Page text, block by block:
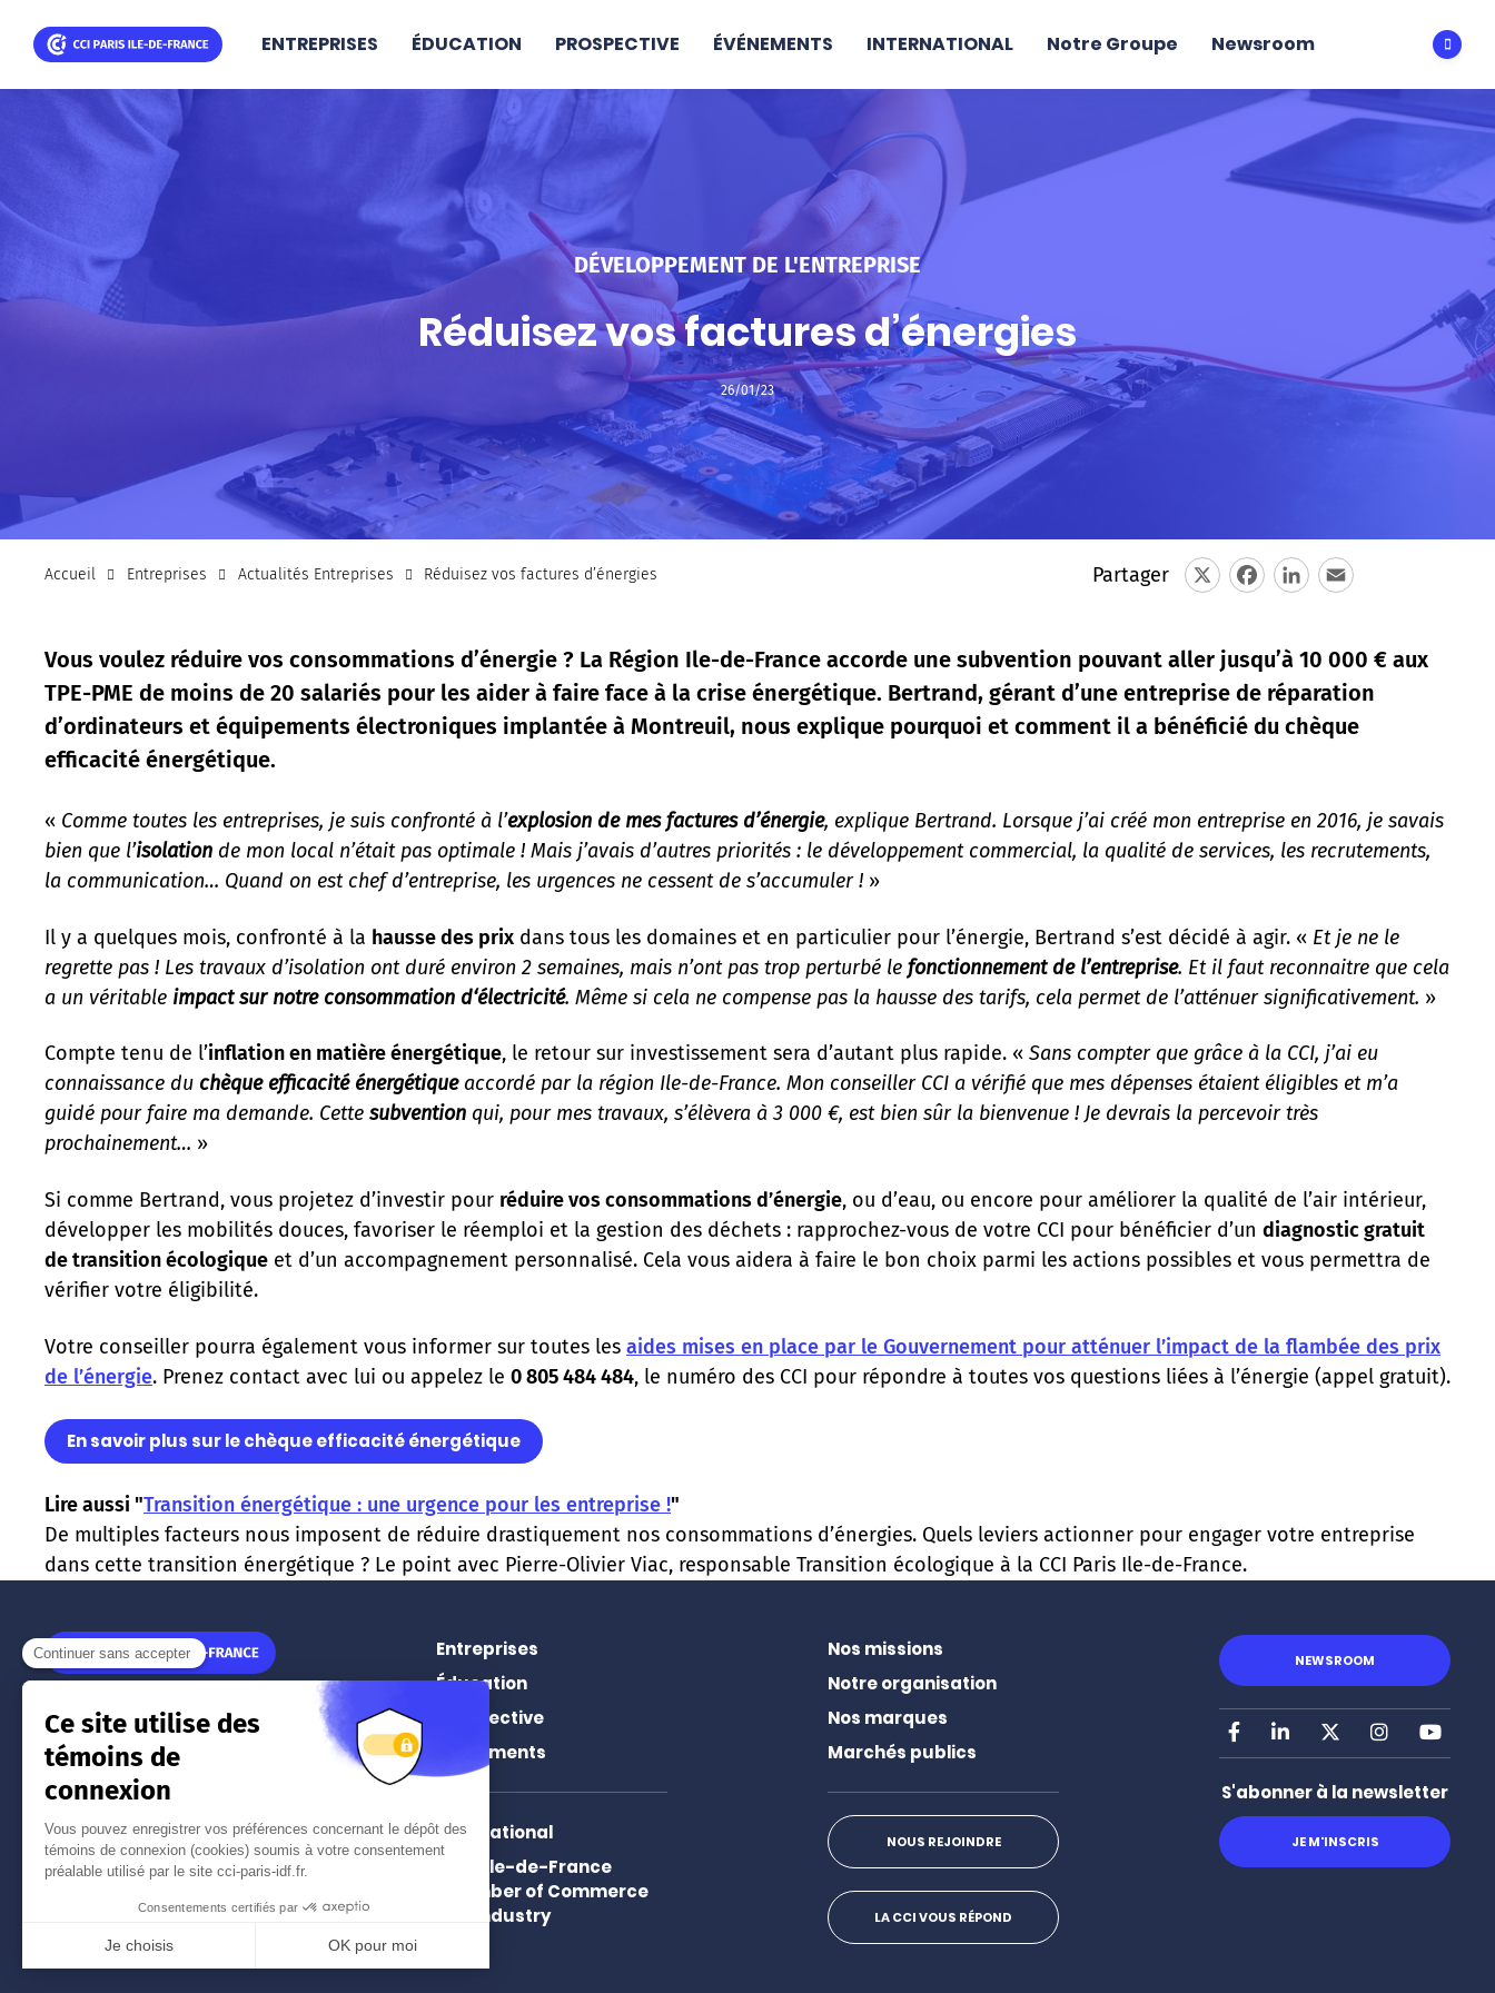
ENTREPRISES ÉDUCATION PROSPECTIVE ÉVÉNEMENTS INTERNATIONAL Notre Groupe Newsroom
DÉVELOPPEMENT DE L'ENTREPRISE
Réduisez vos factures d’énergies
26/01/23
Accueil Entreprises Actualités Entreprises Réduisez vos factures d’énergies
Partager
Vous voulez réduire vos consommations d’énergie ? La Région Ile-de-France accorde une subvention pouvant aller jusqu’à 10 000 € aux
TPE-PME de moins de 20 salariés pour les aider à faire face à la crise énergétique. Bertrand, gérant d’une entreprise de réparation
d’ordinateurs et équipements électroniques implantée à Montreuil, nous explique pourquoi et comment il a bénéficié du chèque
efficacité énergétique.
« Comme toutes les entreprises, je suis confronté à l’explosion de mes factures d’énergie, explique Bertrand. Lorsque j’ai créé mon entreprise en 2016, je savais
bien que l’isolation de mon local n’était pas optimale ! Mais j’avais d’autres priorités : le développement commercial, la qualité de services, les recrutements,
la communication… Quand on est chef d’entreprise, les urgences ne cessent de s’accumuler ! »
Il y a quelques mois, confronté à la hausse des prix dans tous les domaines et en particulier pour l’énergie, Bertrand s’est décidé à agir. « Et je ne le
regrette pas ! Les travaux d’isolation ont duré environ 2 semaines, mais n’ont pas trop perturbé le fonctionnement de l’entreprise. Et il faut reconnaitre que cela
a un véritable impact sur notre consommation d‘électricité. Même si cela ne compense pas la hausse des tarifs, cela permet de l’atténuer significativement. »
Compte tenu de l’inflation en matière énergétique, le retour sur investissement sera d’autant plus rapide. « Sans compter que grâce à la CCI, j’ai eu
connaissance du chèque efficacité énergétiqueaccordé par la région Ile-de-France. Mon conseiller CCI a vérifié que mes dépenses étaient éligibles et m’a
guidé pour faire ma demande. Cette subvention qui, pour mes travaux, s’élèvera à 3 000 €, est bien sûr la bienvenue ! Je devrais la percevoir très
prochainement… »
Si comme Bertrand, vous projetez d’investir pour réduire vos consommations d’énergie, ou d’eau, ou encore pour améliorer la qualité de l’air intérieur,
développer les mobilités douces, favoriser le réemploi et la gestion des déchets : rapprochez-vous de votre CCI pour bénéficier d’un diagnostic gratuit
de transition écologique et d’un accompagnement personnalisé. Cela vous aidera à faire le bon choix parmi les actions possibles et vous permettra de
vérifier votre éligibilité.
Votre conseiller pourra également vous informer sur toutes les aides mises en place par le Gouvernement pour atténuer l’impact de la flambée des prix
de l’énergie. Prenez contact avec lui ou appelez le 0 805 484 484, le numéro des CCI pour répondre à toutes vos questions liées à l’énergie (appel gratuit).
En savoir plus sur le chèque efficacité énergétique
Lire aussi "Transition énergétique : une urgence pour les entreprise !"
De multiples facteurs nous imposent de réduire drastiquement nos consommations d’énergies. Quels leviers actionner pour engager votre entreprise
dans cette transition énergétique ? Le point avec Pierre-Olivier Viac, responsable Transition écologique à la CCI Paris Ile-de-France.
11 rue Léon Jouhaux
75010Paris
01 55 65 44 44
(prix d'un appel local)
Nos implantations à Paris
et en Île-de-France
Entreprises
Éducation
Prospective
Événements
International
Paris Ile-de-France
Chamber of Commerce
and Industry
Nos missions
Notre organisation
Nos marques
Marchés publics
NOUS REJOINDRE
LA CCI VOUS RÉPOND
NEWSROOM
Facebook
LinkedIn Instagram
S'abonner à la newsletter
JE M'INSCRIS